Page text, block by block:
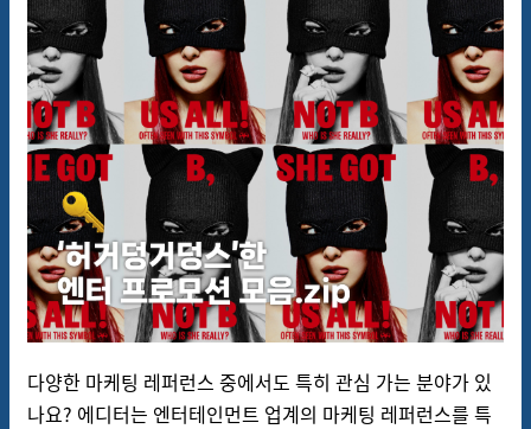
다양한 마케팅 레퍼런스 중에서도 특히 관심 가는 분야가 있
나요? 에디터는 엔터테인먼트 업계의 마케팅 레퍼런스를 특